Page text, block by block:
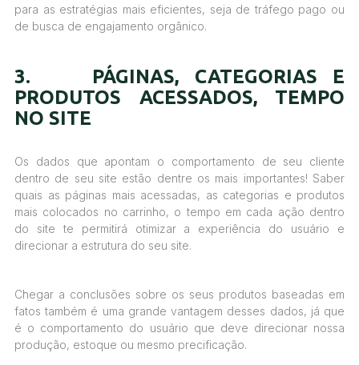
para as estratégias mais eficientes, seja de tráfego pago ou
de busca de engajamento orgânico.
3. PÁGINAS, CATEGORIAS E
PRODUTOS ACESSADOS, TEMPO
NO SITE
Os dados que apontam o comportamento de seu cliente
dentro de seu site estão dentre os mais importantes! Saber
quais as páginas mais acessadas, as categorias e produtos
mais colocados no carrinho, o tempo em cada ação dentro
do site te permitirá otimizar a experiência do usuário e
direcionar a estrutura do seu site.
Chegar a conclusões sobre os seus produtos baseadas em
fatos também é uma grande vantagem desses dados, já que
é o comportamento do usuário que deve direcionar nossa
produção, estoque ou mesmo precificação.